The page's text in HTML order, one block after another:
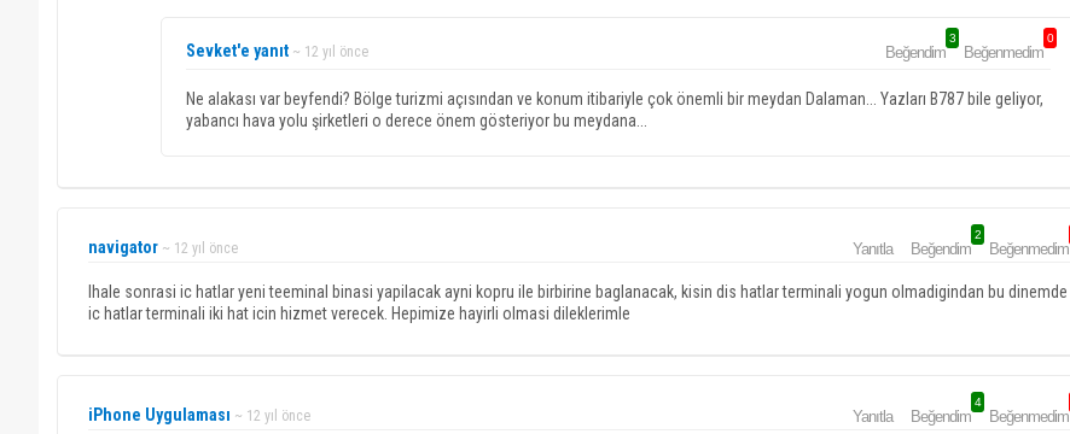
Sevket'e yanıt ~ 12 yıl önce Beğendim
3
Beğenmedim
0
Ne alakası var beyfendi? Bölge turizmi açısından ve konum itibariyle çok önemli bir meydan Dalaman... Yazları B787 bile geliyor,
yabancı hava yolu şirketleri o derece önem gösteriyor bu meydana...
navigator ~ 12 yıl önce Yanıtla Beğendim
2
Beğenmedim
Ihale sonrasi ic hatlar yeni teeminal binasi yapilacak ayni kopru ile birbirine baglanacak, kisin dis hatlar terminali yogun olmadigindan bu dinemde
ic hatlar terminali iki hat icin hizmet verecek. Hepimize hayirli olmasi dileklerimle
iPhone Uygulaması ~ 12 yıl önce Yanıtla Beğendim
4
Beğenmedim